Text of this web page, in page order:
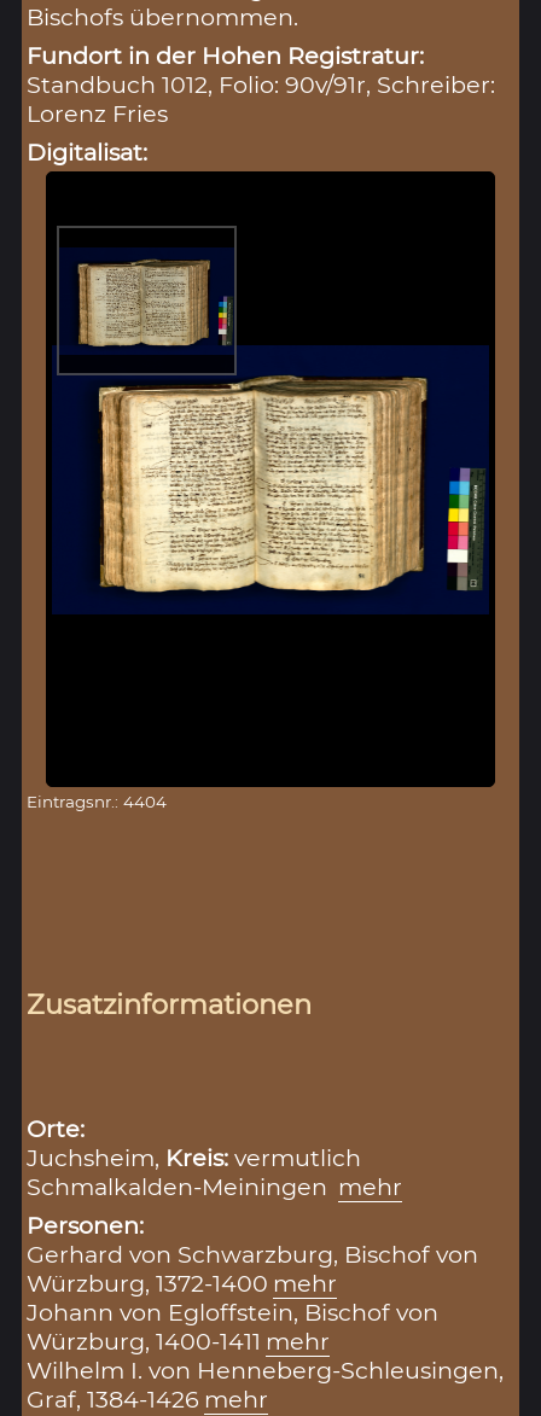
Bischofs übernommen.
Fundort in der Hohen Registratur:
Standbuch 1012, Folio: 90v/91r, Schreiber:
Lorenz Fries
Digitalisat:
Eintragsnr.: 4404
Zusatzinformationen
Orte:
Juchsheim, Kreis:vermutlich
Schmalkalden-Meiningen mehr
Personen:
Gerhard von Schwarzburg, Bischof von
Würzburg, 1372-1400 mehr
Johann von Egloffstein, Bischof von
Würzburg, 1400-1411 mehr
Wilhelm I. von Henneberg-Schleusingen,
Graf, 1384-1426 mehr